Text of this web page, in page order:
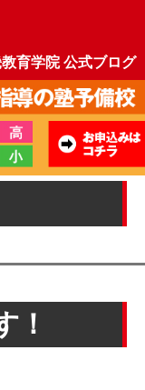
育学院 公式ブログ
！